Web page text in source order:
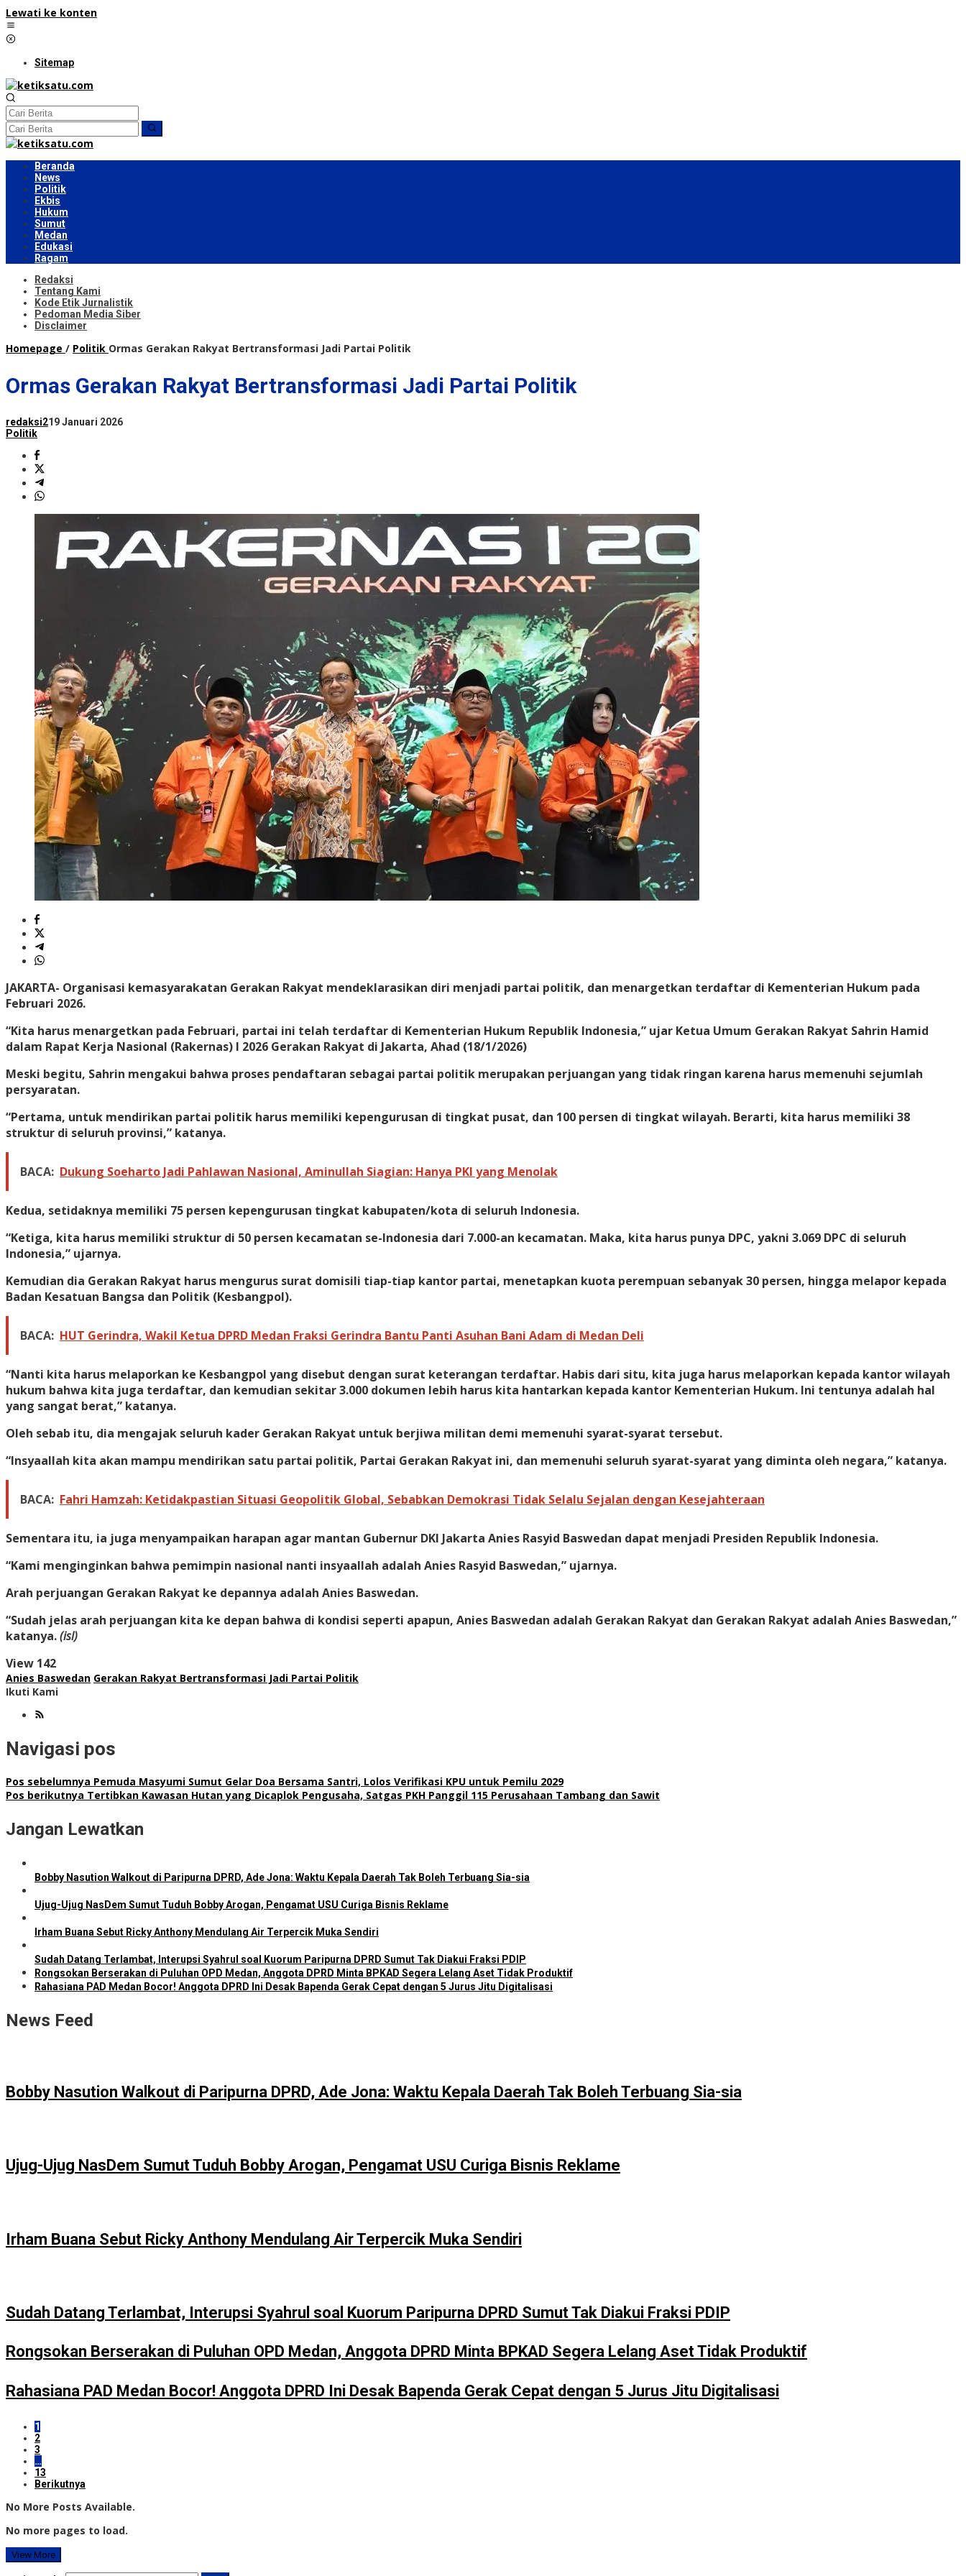
Lewati ke konten
Sitemap
Beranda
News
Politik
Ekbis
Hukum
Sumut
Medan
Edukasi
Ragam
Redaksi
Tentang Kami
Kode Etik Jurnalistik
Pedoman Media Siber
Disclaimer
Homepage / Politik Ormas Gerakan Rakyat Bertransformasi Jadi Partai Politik
Ormas Gerakan Rakyat Bertransformasi Jadi Partai Politik
redaksi219 Januari 2026
Politik
JAKARTA- Organisasi kemasyarakatan Gerakan Rakyat mendeklarasikan diri menjadi partai politik, dan menargetkan terdaftar di Kementerian Hukum pada
Februari 2026.
“Kita harus menargetkan pada Februari, partai ini telah terdaftar di Kementerian Hukum Republik Indonesia,” ujar Ketua Umum Gerakan Rakyat Sahrin Hamid
dalam Rapat Kerja Nasional (Rakernas) I 2026 Gerakan Rakyat di Jakarta, Ahad (18/1/2026)
Meski begitu, Sahrin mengakui bahwa proses pendaftaran sebagai partai politik merupakan perjuangan yang tidak ringan karena harus memenuhi sejumlah
persyaratan.
“Pertama, untuk mendirikan partai politik harus memiliki kepengurusan di tingkat pusat, dan 100 persen di tingkat wilayah. Berarti, kita harus memiliki 38
struktur di seluruh provinsi,” katanya.
BACA: Dukung Soeharto Jadi Pahlawan Nasional, Aminullah Siagian: Hanya PKI yang Menolak
Kedua, setidaknya memiliki 75 persen kepengurusan tingkat kabupaten/kota di seluruh Indonesia.
“Ketiga, kita harus memiliki struktur di 50 persen kecamatan se-Indonesia dari 7.000-an kecamatan. Maka, kita harus punya DPC, yakni 3.069 DPC di seluruh
Indonesia,” ujarnya.
Kemudian dia Gerakan Rakyat harus mengurus surat domisili tiap-tiap kantor partai, menetapkan kuota perempuan sebanyak 30 persen, hingga melapor kepada
Badan Kesatuan Bangsa dan Politik (Kesbangpol).
BACA: HUT Gerindra, Wakil Ketua DPRD Medan Fraksi Gerindra Bantu Panti Asuhan Bani Adam di Medan Deli
“Nanti kita harus melaporkan ke Kesbangpol yang disebut dengan surat keterangan terdaftar. Habis dari situ, kita juga harus melaporkan kepada kantor wilayah
hukum bahwa kita juga terdaftar, dan kemudian sekitar 3.000 dokumen lebih harus kita hantarkan kepada kantor Kementerian Hukum. Ini tentunya adalah hal
yang sangat berat,” katanya.
Oleh sebab itu, dia mengajak seluruh kader Gerakan Rakyat untuk berjiwa militan demi memenuhi syarat-syarat tersebut.
“Insyaallah kita akan mampu mendirikan satu partai politik, Partai Gerakan Rakyat ini, dan memenuhi seluruh syarat-syarat yang diminta oleh negara,” katanya.
BACA: Fahri Hamzah: Ketidakpastian Situasi Geopolitik Global, Sebabkan Demokrasi Tidak Selalu Sejalan dengan Kesejahteraan
Sementara itu, ia juga menyampaikan harapan agar mantan Gubernur DKI Jakarta Anies Rasyid Baswedan dapat menjadi Presiden Republik Indonesia.
“Kami menginginkan bahwa pemimpin nasional nanti insyaallah adalah Anies Rasyid Baswedan,” ujarnya.
Arah perjuangan Gerakan Rakyat ke depannya adalah Anies Baswedan.
“Sudah jelas arah perjuangan kita ke depan bahwa di kondisi seperti apapun, Anies Baswedan adalah Gerakan Rakyat dan Gerakan Rakyat adalah Anies Baswedan,”
katanya.(isl)
View 142
Anies Baswedan Gerakan Rakyat Bertransformasi Jadi Partai Politik
Ikuti Kami
Navigasi pos
Pos sebelumnya Pemuda Masyumi Sumut Gelar Doa Bersama Santri, Lolos Verifikasi KPU untuk Pemilu 2029
Pos berikutnya Tertibkan Kawasan Hutan yang Dicaplok Pengusaha, Satgas PKH Panggil 115 Perusahaan Tambang dan Sawit
Jangan Lewatkan
Bobby Nasution Walkout di Paripurna DPRD, Ade Jona: Waktu Kepala Daerah Tak Boleh Terbuang Sia-sia
Ujug-Ujug NasDem Sumut Tuduh Bobby Arogan, Pengamat USU Curiga Bisnis Reklame
Irham Buana Sebut Ricky Anthony Mendulang Air Terpercik Muka Sendiri
Sudah Datang Terlambat, Interupsi Syahrul soal Kuorum Paripurna DPRD Sumut Tak Diakui Fraksi PDIP
Rongsokan Berserakan di Puluhan OPD Medan, Anggota DPRD Minta BPKAD Segera Lelang Aset Tidak Produktif
Rahasiana PAD Medan Bocor! Anggota DPRD Ini Desak Bapenda Gerak Cepat dengan 5 Jurus Jitu Digitalisasi
News Feed
Bobby Nasution Walkout di Paripurna DPRD, Ade Jona: Waktu Kepala Daerah Tak Boleh Terbuang Sia-sia
Ujug-Ujug NasDem Sumut Tuduh Bobby Arogan, Pengamat USU Curiga Bisnis Reklame
Irham Buana Sebut Ricky Anthony Mendulang Air Terpercik Muka Sendiri
Sudah Datang Terlambat, Interupsi Syahrul soal Kuorum Paripurna DPRD Sumut Tak Diakui Fraksi PDIP
Rongsokan Berserakan di Puluhan OPD Medan, Anggota DPRD Minta BPKAD Segera Lelang Aset Tidak Produktif
Rahasiana PAD Medan Bocor! Anggota DPRD Ini Desak Bapenda Gerak Cepat dengan 5 Jurus Jitu Digitalisasi
1
2
3
…
13
Berikutnya
No More Posts Available.
No more pages to load.
View More